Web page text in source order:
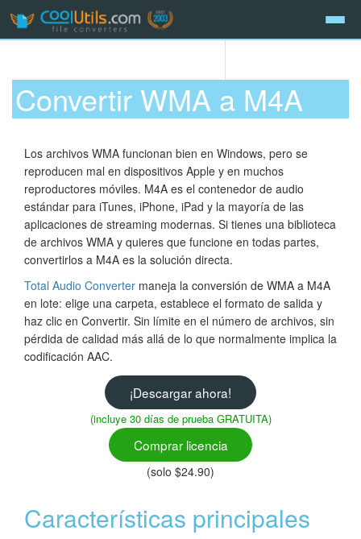
Convertir WMA a M4A
Los archivos WMA funcionan bien en Windows, pero se
reproducen mal en dispositivos Apple y en muchos
reproductores móviles. M4A es el contenedor de audio
estándar para iTunes, iPhone, iPad y la mayoría de las
aplicaciones de streaming modernas. Si tienes una biblioteca
de archivos WMA y quieres que funcione en todas partes,
convertirlos a M4A es la solución directa.
Total Audio Converter maneja la conversión de WMA a M4A
en lote: elige una carpeta, establece el formato de salida y
haz clic en Convertir. Sin límite en el número de archivos, sin
pérdida de calidad más allá de lo que normalmente implica la
codificación AAC.
¡Descargar ahora!
(incluye 30 días de prueba GRATUITA)
Comprar licencia
(solo $24.90)
Características principales